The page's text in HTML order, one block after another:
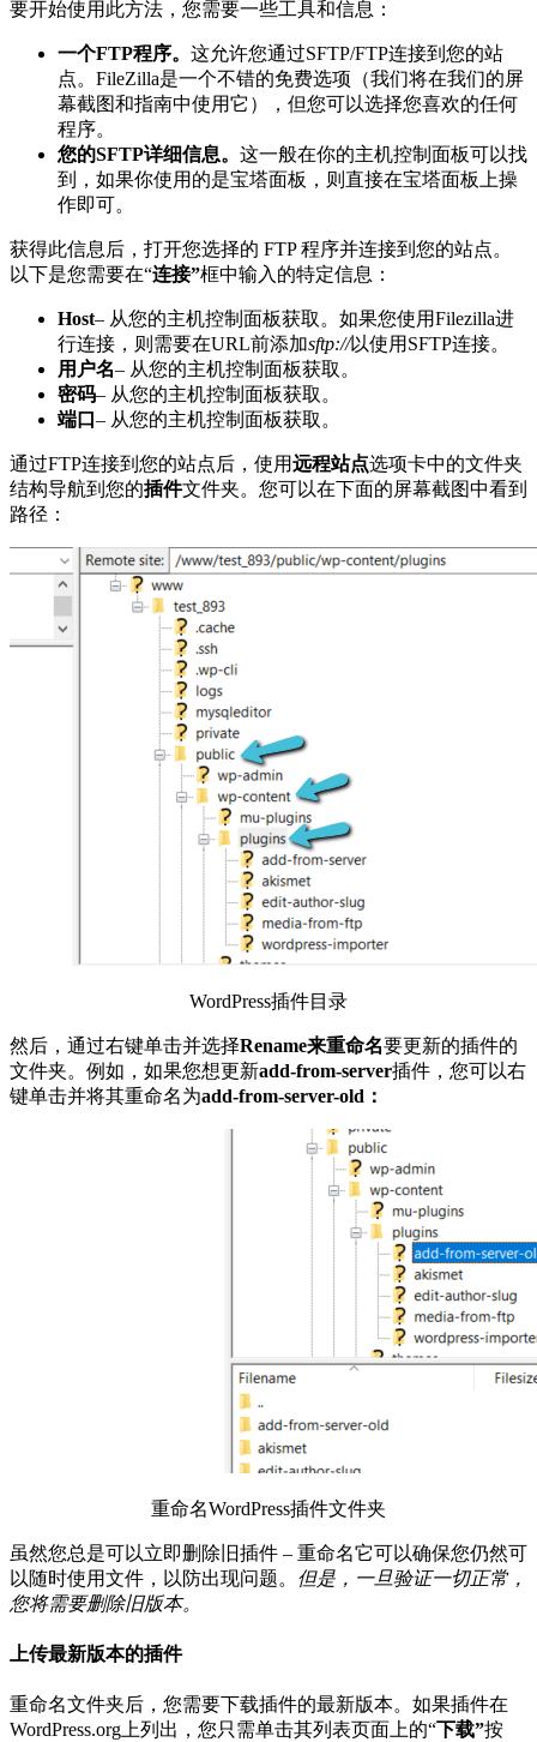
要开始使用此方法，您需要一些工具和信息：
一个FTP程序。 这允许您通过SFTP/FTP连接到您的站
点。FileZilla是一个不错的免费选项（我们将在我们的屏
幕截图和指南中使用它），但您可以选择您喜欢的任何
程序。
您的SFTP详细信息。 这一般在你的主机控制面板可以找
到，如果你使用的是宝塔面板，则直接在宝塔面板上操
作即可。
获得此信息后，打开您选择的 FTP 程序并连接到您的站点。
以下是您需要在“连接”框中输入的特定信息：
Host– 从您的主机控制面板获取。如果您使用Filezilla进
行连接，则需要在URL前添加sftp://以使用SFTP连接。
用户名– 从您的主机控制面板获取。
密码– 从您的主机控制面板获取。
端口 – 从您的主机控制面板获取。
通过FTP连接到您的站点后，使用远程站点选项卡中的文件夹
结构导航到您的插件文件夹。您可以在下面的屏幕截图中看到
路径：
WordPress插件目录
然后，通过右键单击并选择Rename来重命名要更新的插件的
文件夹。例如，如果您想更新add-from-server插件，您可以右
键单击并将其重命名为add-from-server-old：
重命名WordPress插件文件夹
虽然您总是可以立即删除旧插件 – 重命名它可以确保您仍然可
以随时使用文件，以防出现问题。 但是，一旦验证一切正常，
您将需要删除旧版本。
上传最新版本的插件
重命名文件夹后，您需要下载插件的最新版本。如果插件在
WordPress.org上列出，您只需单击其列表页面上的“下载”按